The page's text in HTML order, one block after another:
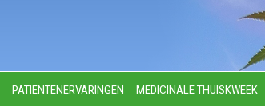
PATIENTENERVARINGEN MEDICINALE THUISKWEEK